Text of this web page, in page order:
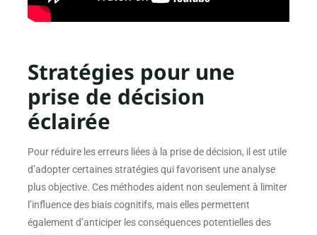
Stratégies pour une
prise de décision
éclairée
Pour réduire les erreurs liées à la prise de décision, il est utile
d’adopter certaines stratégies qui favorisent une analyse
plus objective. Ces méthodes aident non seulement à limiter
l’influence des biais cognitifs, mais elles permettent
également d’anticiper les conséquences potentielles des